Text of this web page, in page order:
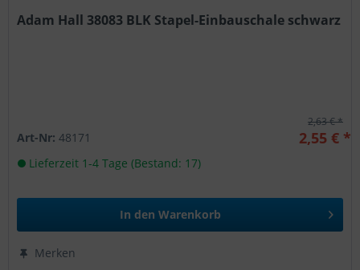
Adam Hall 38083 BLK Stapel-Einbauschale schwarz
2,63 € *
Art-Nr:48171 2,55 € *
Lieferzeit 1-4 Tage (Bestand: 17)
In den Warenkorb
Merken